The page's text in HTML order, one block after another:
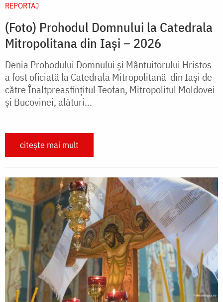
REPORTAJ
(Foto) Prohodul Domnului la Catedrala
Mitropolitana din Iași – 2026
Denia Prohodului Domnului și Mântuitorului Hristos
a fost oficiată la Catedrala Mitropolitană din Iași de
către Înaltpreasfințitul Teofan, Mitropolitul Moldovei
și Bucovinei, alături...
citește mai mult